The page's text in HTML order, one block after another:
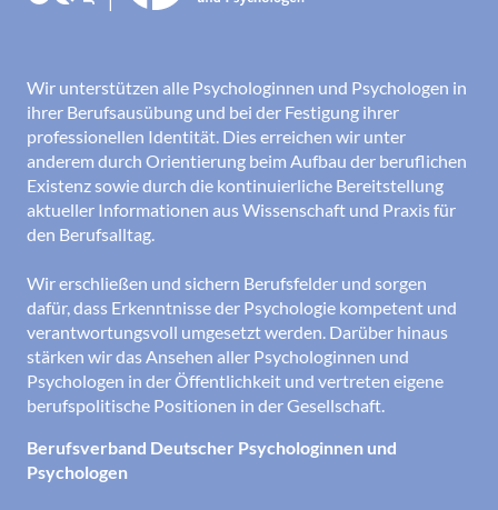
Wir unterstützen alle Psychologinnen und Psychologen in
ihrer Berufsausübung und bei der Festigung ihrer
professionellen Identität. Dies erreichen wir unter
anderem durch Orientierung beim Aufbau der beruflichen
Existenz sowie durch die kontinuierliche Bereitstellung
aktueller Informationen aus Wissenschaft und Praxis für
den Berufsalltag.
Wir erschließen und sichern Berufsfelder und sorgen
dafür, dass Erkenntnisse der Psychologie kompetent und
verantwortungsvoll umgesetzt werden. Darüber hinaus
stärken wir das Ansehen aller Psychologinnen und
Psychologen in der Öffentlichkeit und vertreten eigene
berufspolitische Positionen in der Gesellschaft.
Berufsverband Deutscher Psychologinnen und
Psychologen